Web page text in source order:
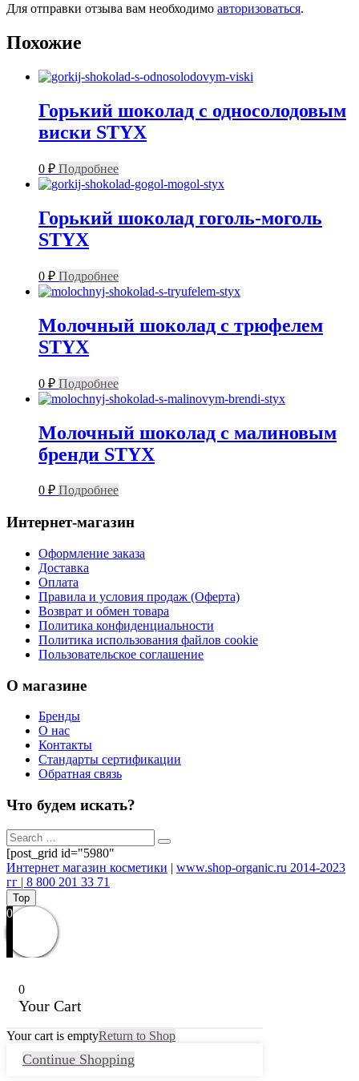
Для отправки отзыва вам необходимо авторизоваться.
Похожие
Горький шоколад с односолодовым
виски STYX
0 ₽ Подробнее
Горький шоколад гоголь-моголь
STYX
0 ₽ Подробнее
Молочный шоколад с трюфелем
STYX
0 ₽ Подробнее
Молочный шоколад с малиновым
бренди STYX
0 ₽ Подробнее
Интернет-магазин
Оформление заказа
Доставка
Оплата
Правила и условия продаж (Оферта)
Возврат и обмен товара
Политика конфиденциальности
Политика использования файлов cookie
Пользовательское соглашение
О магазине
Бренды
О нас
Контакты
Стандарты сертификации
Обратная связь
Что будем искать?
[post_grid id="5980"
Интернет магазин косметики | www.shop-organic.ru 2014-2023
гг | 8 800 201 33 71
Top
0
0
Your Cart
Your cart is emptyReturn to Shop
Continue Shopping